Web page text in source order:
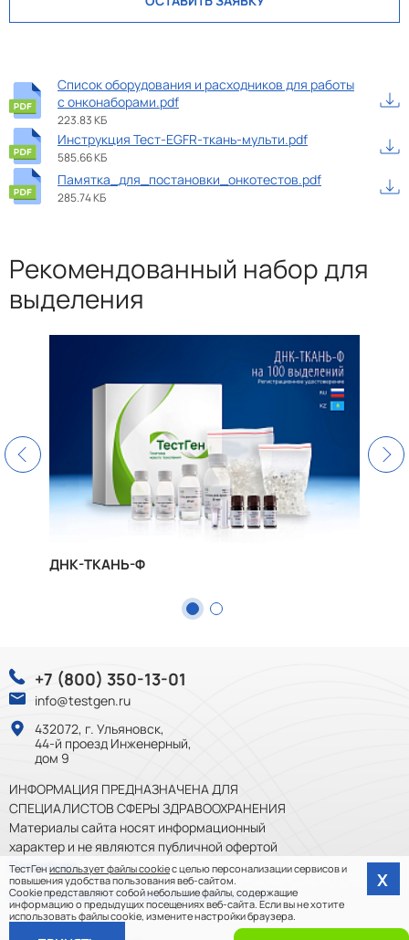
Список оборудования и расходников для работы
с онконаборами.pdf
223.83 КБ
Инструкция Тест-EGFR-ткань-мульти.pdf
585.66 КБ
Памятка_для_постановки_онкотестов.pdf
285.74 КБ
Рекомендованный набор для
выделения
ДНК-ТКАНЬ-Ф
ИНФОРМАЦИЯ ПРЕДНАЗНАЧЕНА ДЛЯ
СПЕЦИАЛИСТОВ СФЕРЫ ЗДРАВООХРАНЕНИЯ
Материалы сайта носят информационный
характер и не являются публичной офертой
Подробнее
Политика обработки персональных данных
+7 (800) 350-13-01
info@testgen.ru
432072, г. Ульяновск,
44-й проезд Инженерный,
дом 9
Х
ТестГен использует файлы cookieс целью персонализации сервисов и
повышения удобства пользования веб-сайтом.
Cookie представляют собой небольшие файлы, содержащие
информацию о предыдущих посещениях веб-сайта. Если вы не хотите
использовать файлы cookie, измените настройки браузера.